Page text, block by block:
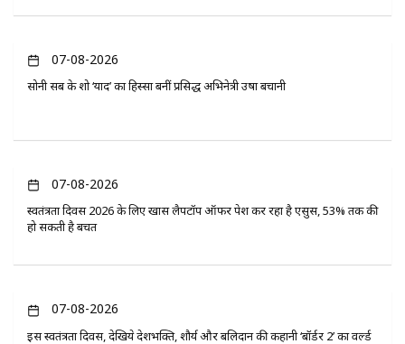
07-08-2026
सोनी सब के शो ‘यादें’ का हिस्सा बनीं प्रसिद्ध अभिनेत्री उषा बचानी
07-08-2026
स्वतंत्रता दिवस 2026 के लिए खास लैपटॉप ऑफर पेश कर रहा है एसुस, 53% तक की
हो सकती है बचत
07-08-2026
इस स्वतंत्रता दिवस, देखिये देशभक्ति, शौर्य और बलिदान की कहानी ‘बॉर्डर 2’ का वर्ल्ड